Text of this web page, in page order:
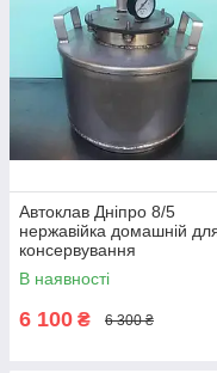
Автоклав Дніпро 8/5
нержавійка домашній
консервування
В наявності
6 100 ₴ 6 300 ₴